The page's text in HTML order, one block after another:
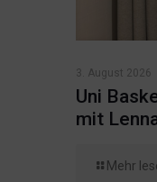
3. August 2026
Uni
mit
Mehr